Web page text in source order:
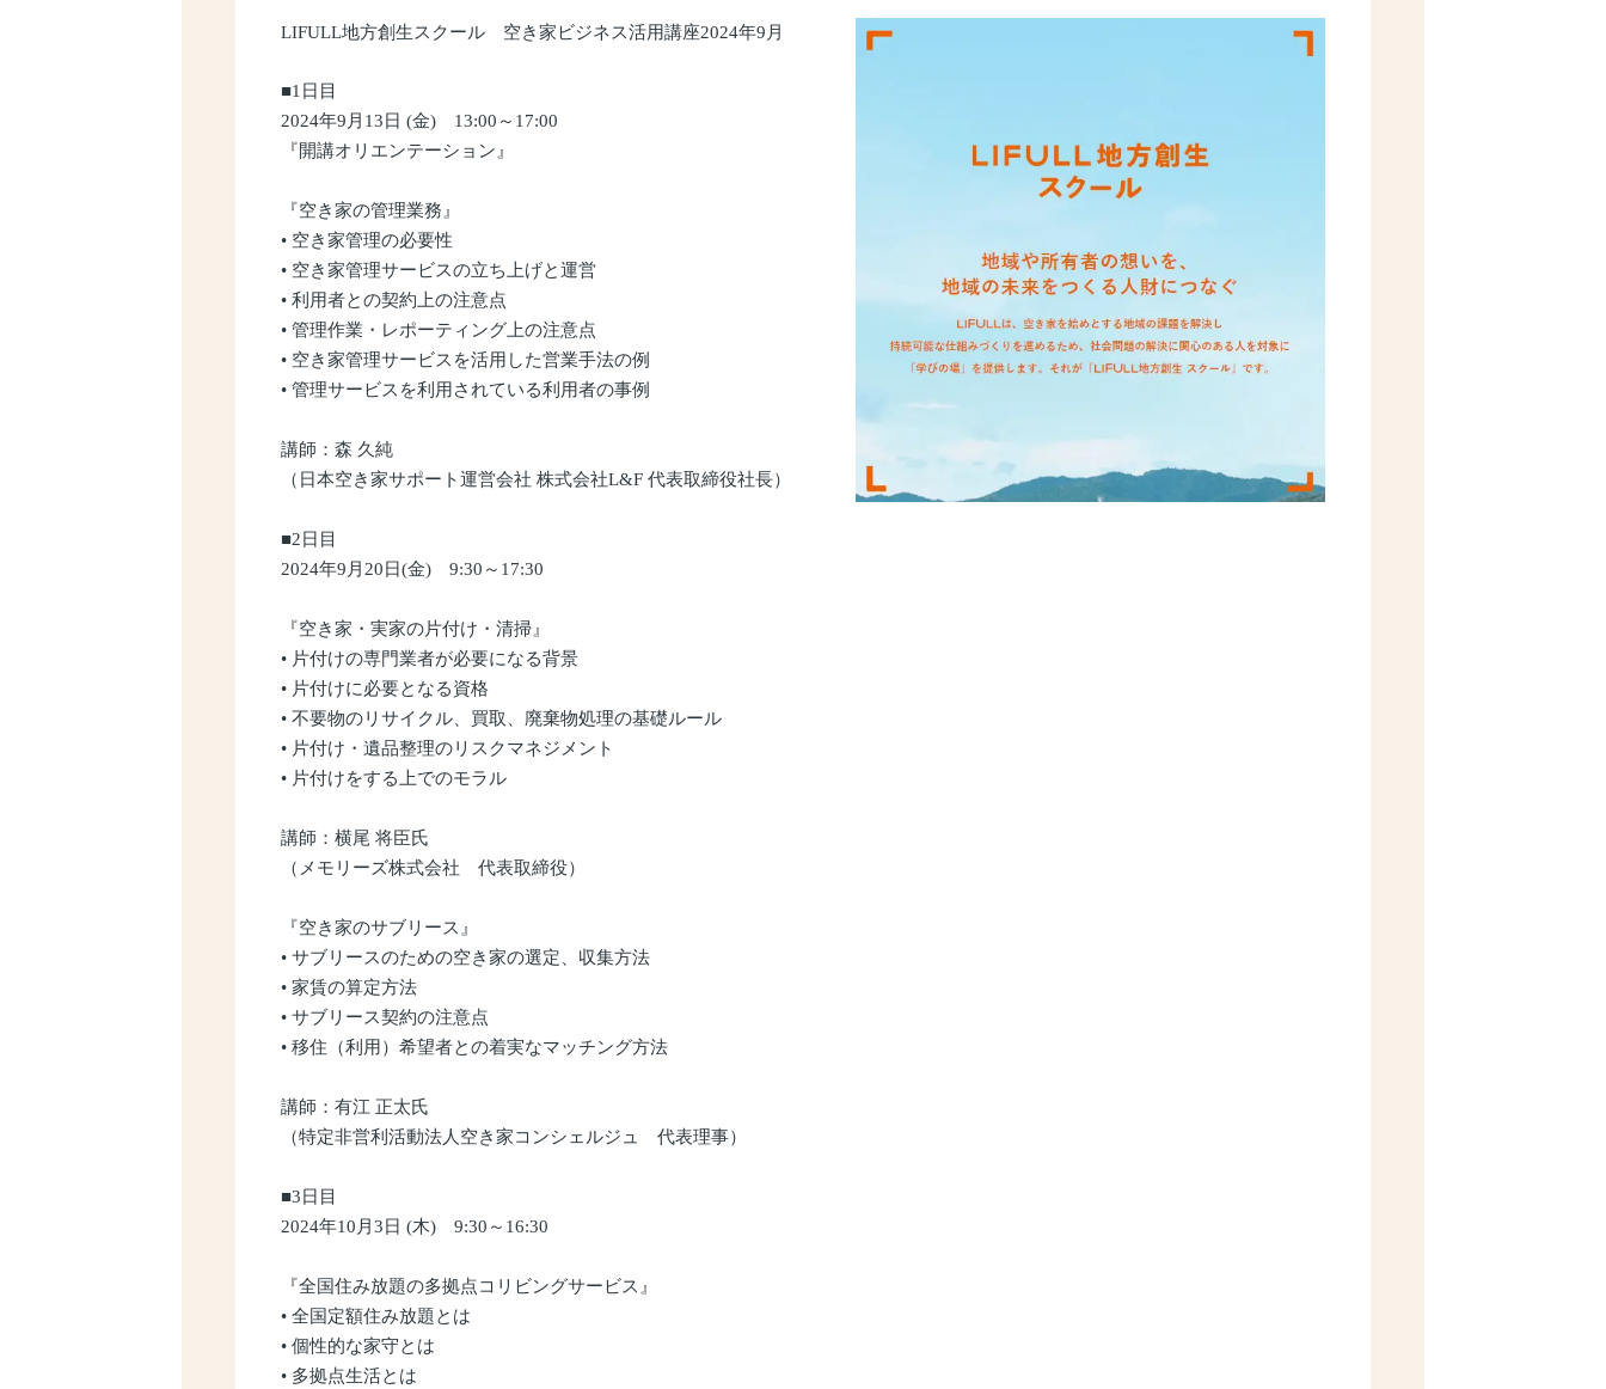
LIFULL地方創生スクール 空き家ビジネス活用講座2024年9月
■1日目
2024年9月13日 (金) 13:00～17:00
『開講オリエンテーション』
『空き家の管理業務』
• 空き家管理の必要性
• 空き家管理サービスの立ち上げと運営
• 利用者との契約上の注意点
• 管理作業・レポーティング上の注意点
• 空き家管理サービスを活用した営業手法の例
• 管理サービスを利用されている利用者の事例
講師：森 久純
（日本空き家サポート運営会社 株式会社L&F 代表取締役社長）
■2日目
2024年9月20日(金) 9:30～17:30
『空き家・実家の片付け・清掃』
• 片付けの専門業者が必要になる背景
• 片付けに必要となる資格
• 不要物のリサイクル、買取、廃棄物処理の基礎ルール
• 片付け・遺品整理のリスクマネジメント
• 片付けをする上でのモラル
講師：横尾 将臣氏
（メモリーズ株式会社 代表取締役）
『空き家のサブリース』
• サブリースのための空き家の選定、収集方法
• 家賃の算定方法
• サブリース契約の注意点
• 移住（利用）希望者との着実なマッチング方法
講師：有江 正太氏
（特定非営利活動法人空き家コンシェルジュ 代表理事）
■3日目
2024年10月3日 (木) 9:30～16:30
『全国住み放題の多拠点コリビングサービス』
• 全国定額住み放題とは
• 個性的な家守とは
• 多拠点生活とは